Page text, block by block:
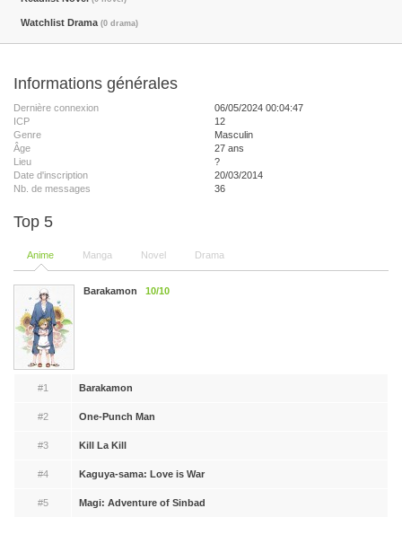
Watchlist Drama (0 drama)
Informations générales
Dernière connexion
06/05/2024 00:04:47
ICP
12
Genre
Masculin
Âge
27 ans
Lieu
?
Date d'inscription
20/03/2014
Nb. de messages
36
Top 5
Anime Manga Novel Drama
Barakamon 10/10
#1 Barakamon
#2 One-Punch Man
#3 Kill La Kill
#4 Kaguya-sama: Love is War
#5 Magi: Adventure of Sinbad